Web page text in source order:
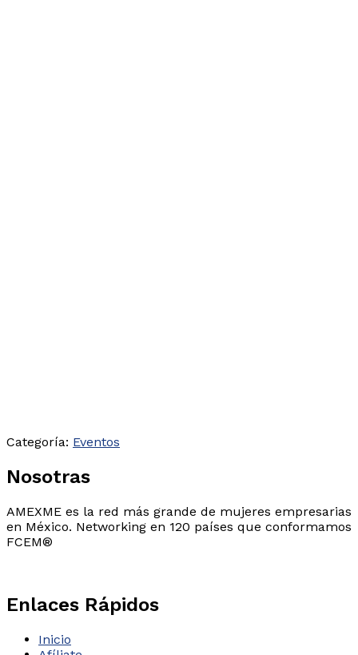
Categoría: Eventos
Nosotras
AMEXME es la red más grande de mujeres empresarias
en México. Networking en 120 países que conformamos
FCEM®
Enlaces Rápidos
Inicio